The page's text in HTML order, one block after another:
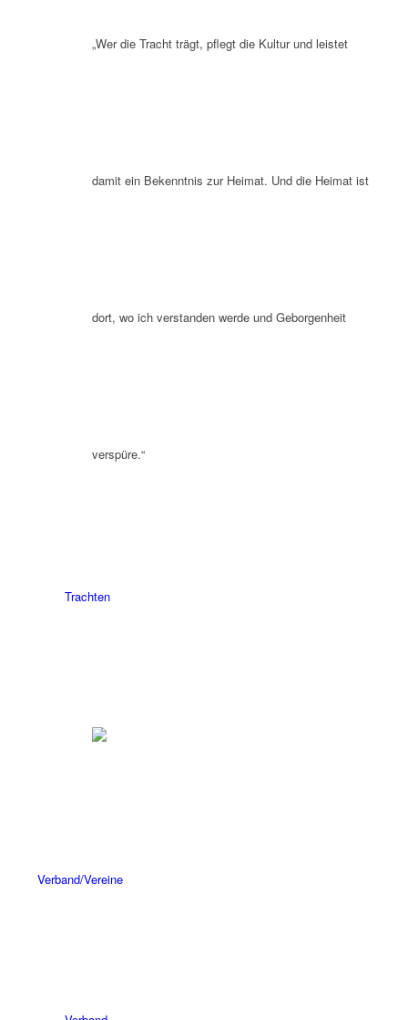
„Wer die Tracht trägt, pflegt die Kultur und leistet
damit ein Bekenntnis zur Heimat. Und die Heimat ist
dort, wo ich verstanden werde und Geborgenheit
verspüre.“
Trachten
Verband/Vereine